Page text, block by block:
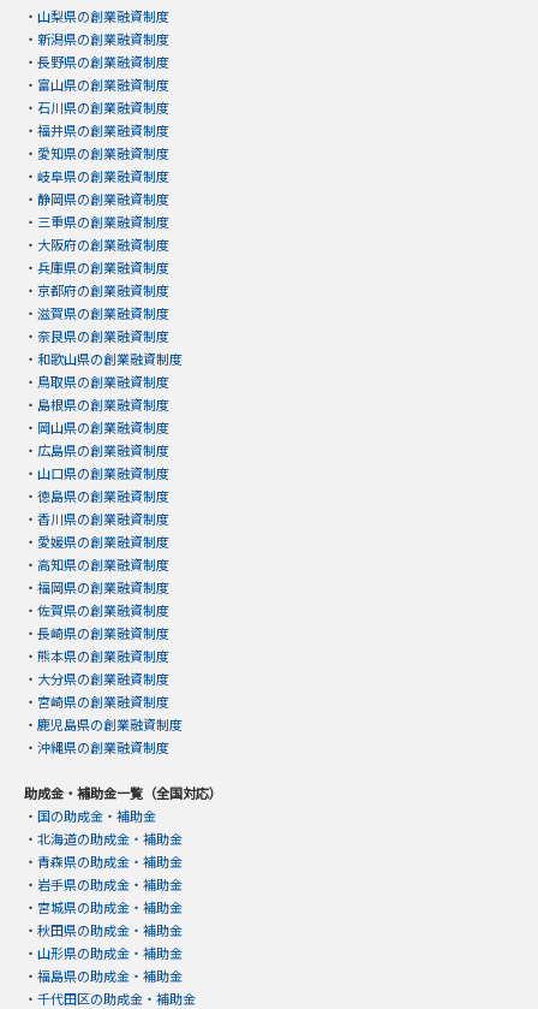
・ 山梨県の創業融資制度
・ 新潟県の創業融資制度
・ 長野県の創業融資制度
・ 富山県の創業融資制度
・ 石川県の創業融資制度
・ 福井県の創業融資制度
・ 愛知県の創業融資制度
・ 岐阜県の創業融資制度
・ 静岡県の創業融資制度
・ 三重県の創業融資制度
・ 大阪府の創業融資制度
・ 兵庫県の創業融資制度
・ 京都府の創業融資制度
・ 滋賀県の創業融資制度
・ 奈良県の創業融資制度
・ 和歌山県の創業融資制度
・ 鳥取県の創業融資制度
・ 島根県の創業融資制度
・ 岡山県の創業融資制度
・ 広島県の創業融資制度
・ 山口県の創業融資制度
・ 徳島県の創業融資制度
・ 香川県の創業融資制度
・ 愛媛県の創業融資制度
・ 高知県の創業融資制度
・ 福岡県の創業融資制度
・ 佐賀県の創業融資制度
・ 長崎県の創業融資制度
・ 熊本県の創業融資制度
・ 大分県の創業融資制度
・ 宮崎県の創業融資制度
・ 鹿児島県の創業融資制度
・ 沖縄県の創業融資制度
助成金・補助金一覧（全国対応）
・ 国の助成金・補助金
・ 北海道の助成金・補助金
・ 青森県の助成金・補助金
・ 岩手県の助成金・補助金
・ 宮城県の助成金・補助金
・ 秋田県の助成金・補助金
・ 山形県の助成金・補助金
・ 福島県の助成金・補助金
・ 千代田区の助成金・補助金